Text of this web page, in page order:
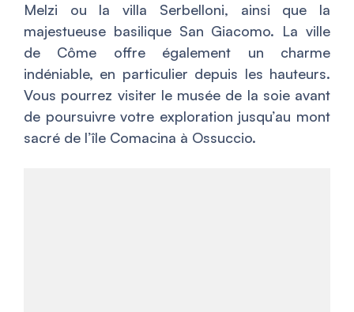
Melzi ou la villa Serbelloni, ainsi que la
majestueuse basilique San Giacomo. La ville
de Côme offre également un charme
indéniable, en particulier depuis les hauteurs.
Vous pourrez visiter le musée de la soie avant
de poursuivre votre exploration jusqu’au mont
sacré de l’île Comacina à Ossuccio.